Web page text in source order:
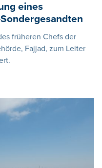
eines
früheren Chefs der
Fajjad, zum Leiter